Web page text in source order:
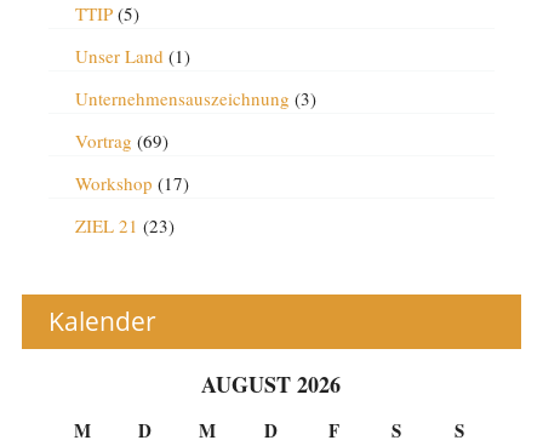
TTIP(5)
Unser Land (1)
Unternehmensauszeichnung (3)
Vortrag (69)
Workshop (17)
ZIEL 21 (23)
Kalender
AUGUST 2026
M D M D F S S